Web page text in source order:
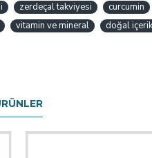
zerdeçal takviyesi curcumin
vitamin ve mineral doğal